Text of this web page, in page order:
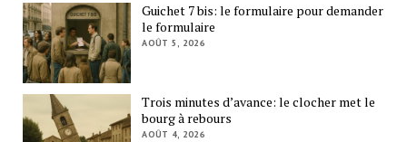
Guichet 7 bis: le formulaire pour demander
le formulaire
AOÛT 5, 2026
Trois minutes d’avance: le clocher met le
bourg à rebours
AOÛT 4, 2026